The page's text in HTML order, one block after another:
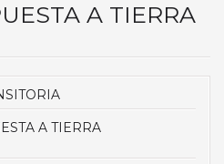
A TIERRA
A TIERRA